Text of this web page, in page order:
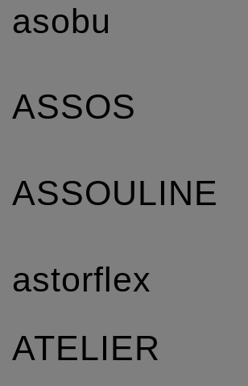
asobu
ASSOS
ASSOULINE
astorflex
ATELIER